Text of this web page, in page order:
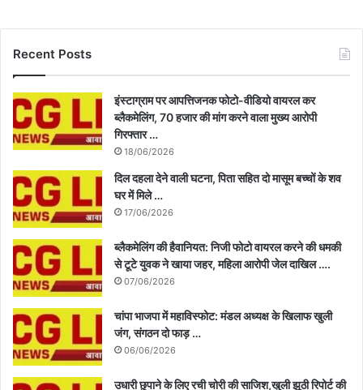
Recent Posts
इंस्टाग्राम पर आपत्तिजनक फोटो-वीडियो वायरल कर
ब्लैकमेलिंग, 70 हजार की मांग करने वाला मुख्य आरोपी
गिरफ्तार …
18/06/2026
दिल दहला देने वाली घटना, पिता सहित दो मासूम बच्चों के शव
घर में मिले …
17/06/2026
ब्लैकमेलिंग की हैवानियत: निजी फोटो वायरल करने की धमकी
से टूटे युवक ने खाया जहर, महिला आरोपी जेल दाखिल ….
07/06/2026
चांपा भाजपा में महाविस्फोट: मंडल अध्यक्ष के खिलाफ खुली
जंग, संगठन दो फाड़ …
06/06/2026
उधारी छुपाने के लिए रची चोरी की साजिश,खुली झूठी रिपोर्ट की